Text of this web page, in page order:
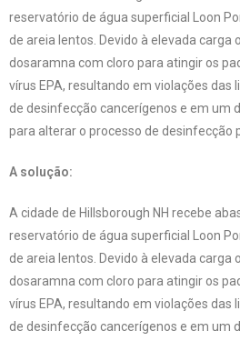
reservatório de água superficial Loon
de areia lentos. Devido à elevada carga
dosaramna com cloro para atingir os
vírus EPA, resultando em violações das
de desinfecção cancerígenos e em um
para alterar o processo de desinfecção
A solução:
A cidade de Hillsborough NH recebe
reservatório de água superficial Loon
de areia lentos. Devido à elevada carga
dosaramna com cloro para atingir os
vírus EPA, resultando em violações das
de desinfecção cancerígenos e em um